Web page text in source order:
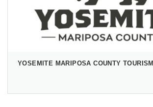
YOSEMITE MARIPOSA COUNTY TOURISM